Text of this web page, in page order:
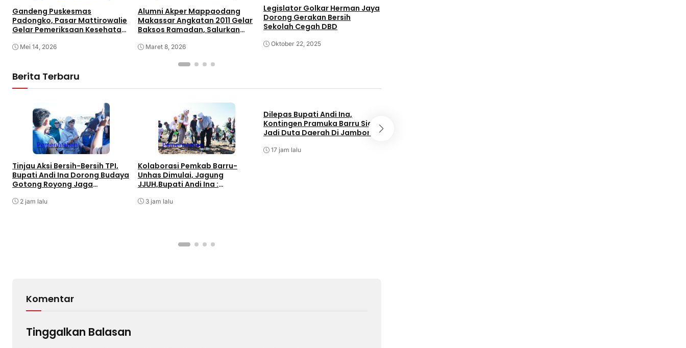
Gandeng Puskesmas
Padongko, Pasar Mattirowalie
Gelar Pemeriksaan Kesehatan
Mei 14, 2026
Alumni Akper Mappaodang
Makassar Angkatan 2011 Gelar
Baksos Ramadan, Salurkan
Mampu di Gowa
Maret 8, 2026
Legislator Golkar Herman Jaya
Dorong Gerakan Bersih
Sekolah Cegah DBD
Oktober 22, 2025
Berita Terbaru
Pemerintahan
Tinjau Aksi Bersih-Bersih TPI,
Bupati Andi Ina Dorong Budaya
Gotong Royong Jaga
2 jam lalu
Pemerintahan
Kolaborasi Pemkab Barru-
Unhas Dimulai, Jagung
JJUH,Bupati Andi Ina :
3 jam lalu
Dilepas Bupati Andi Ina,
Kontingen Pramuka Barru Siap
Jadi Duta Daerah Di Jambore
17 jam lalu
Komentar
Tinggalkan Balasan